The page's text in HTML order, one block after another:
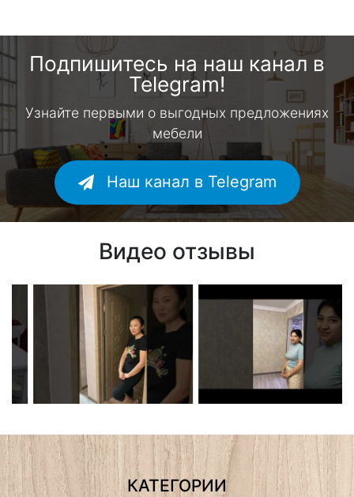
Подпишитесь на наш канал в
Telegram!
Узнайте первыми о выгодных предложениях
мебели
Наш канал в Telegram
Видео отзывы
КАТЕГОРИИ